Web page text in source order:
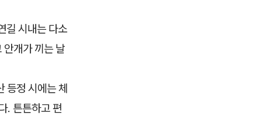
길 시내는 다소
개가 끼는 날
등정 시에는 체
. 튼튼하고 편